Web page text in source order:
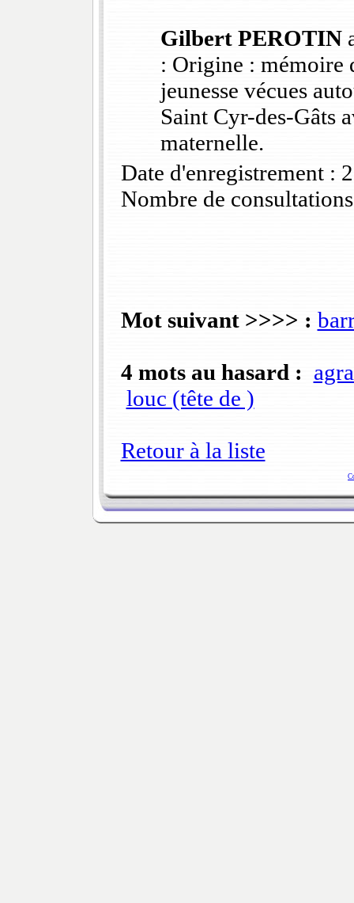
Gilbert PEROTIN
: Origine : mémoire
jeunesse vécues
Saint Cyr-des-Gâts
maternelle.
Date d'enregistrement :
Nombre de
Mot suivant >>>> :
4 mots au hasard :
louc (tête de )
Retour à la liste